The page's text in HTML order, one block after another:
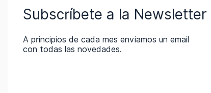
Subscríbete a la
A principios de cada mes enviamos un email
con todas las novedades.